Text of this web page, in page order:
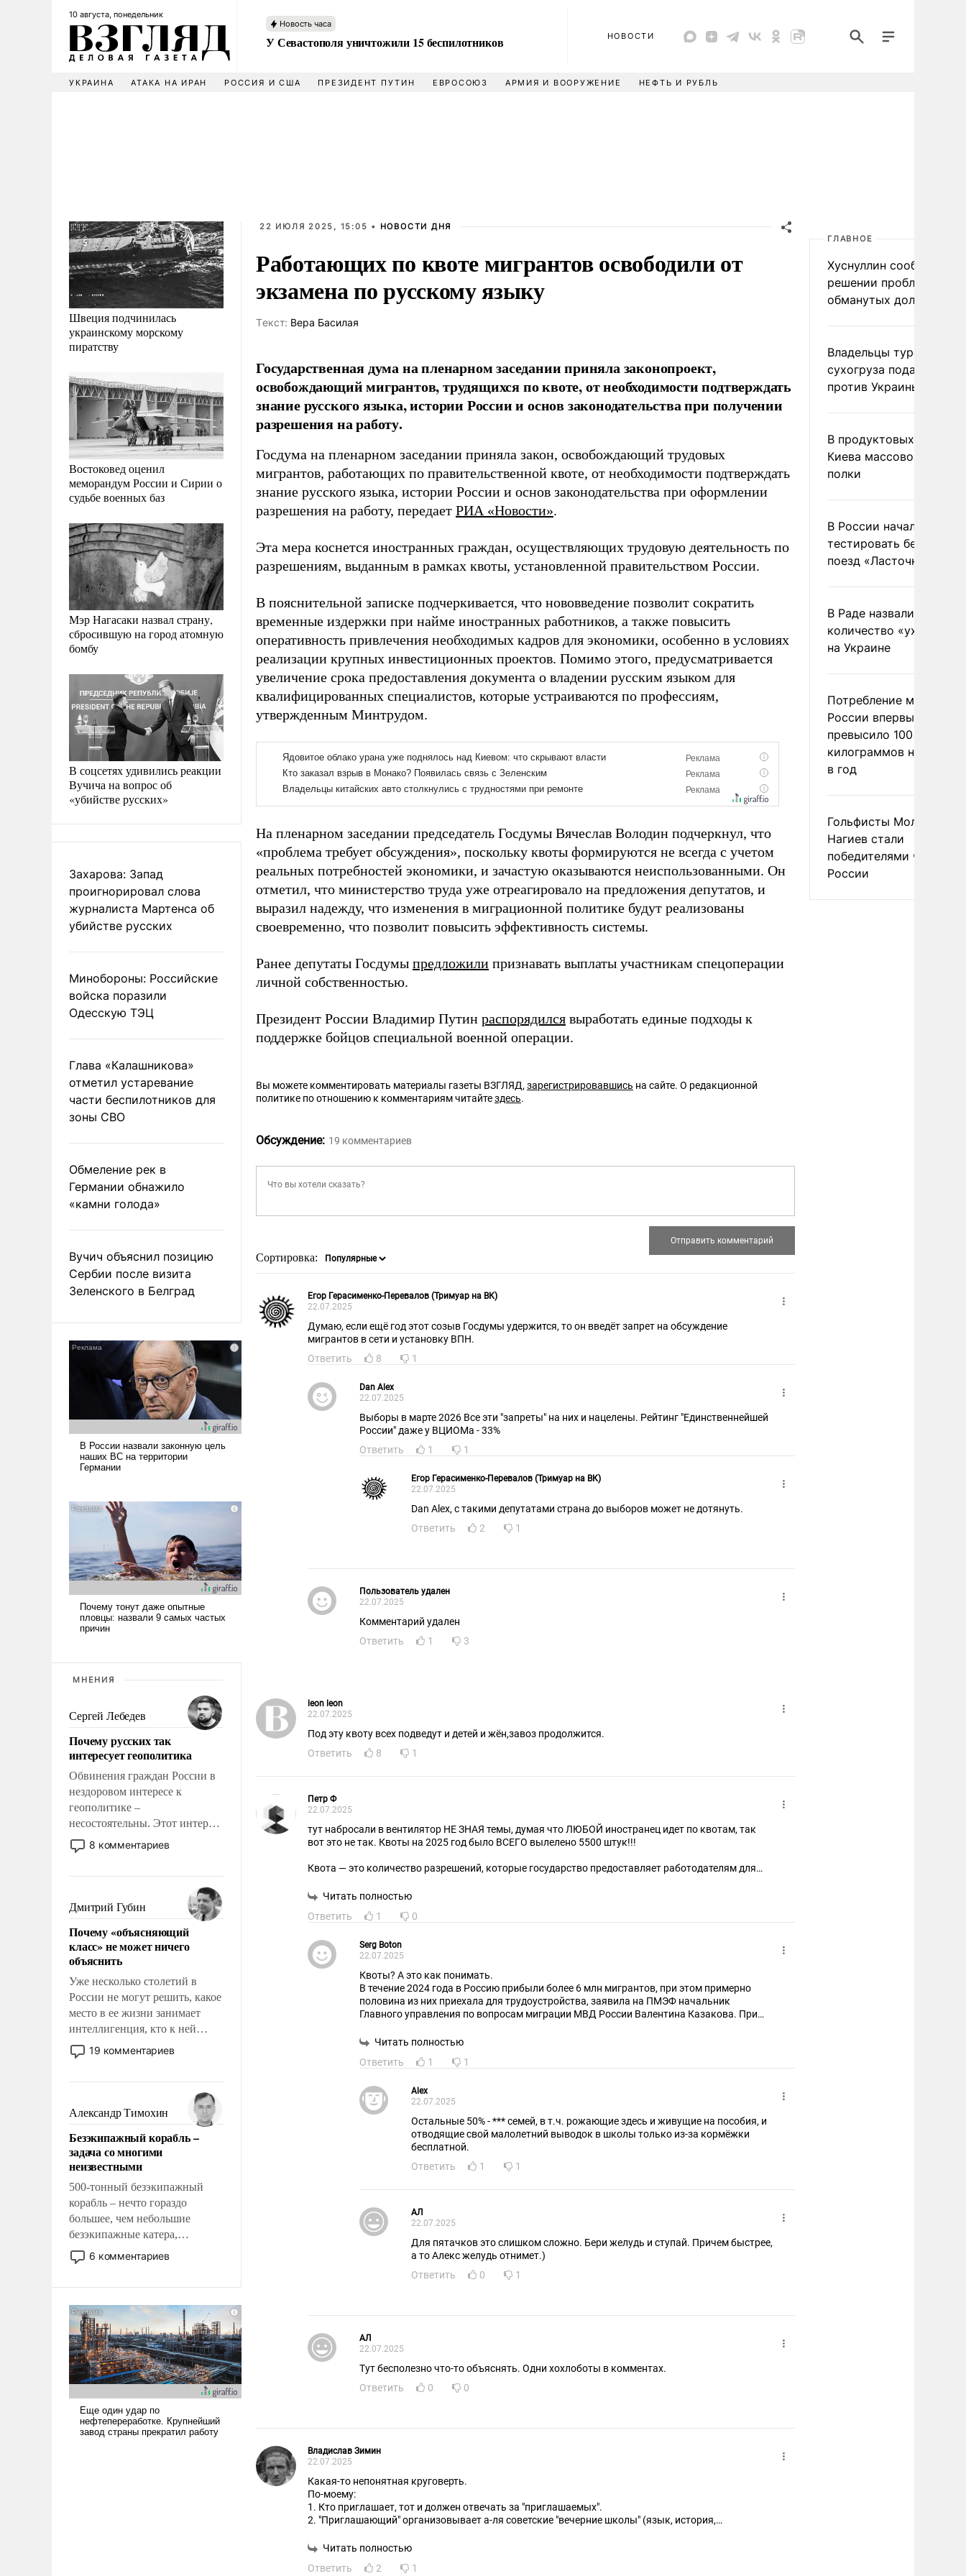
10 августа, понедельник
Новость часа
У Севастополя уничтожили 15 беспилотников НОВОСТИ
УКРАИНА АТАКА НА ИРАН РОССИЯ И США ПРЕЗИДЕНТ ПУТИН ЕВРОСОЮЗ АРМИЯ И ВООРУЖЕНИЕ НЕФТЬ И РУБЛЬ
Швеция подчинилась
украинскому морскому
пиратству
Востоковед оценил
меморандум России и Сирии о
судьбе военных баз
Мэр Нагасаки назвал страну,
сбросившую на город атомную
бомбу
В соцсетях удивились реакции
Вучича на вопрос об
«убийстве русских»
Захарова: Запад
проигнорировал слова
журналиста Мартенса об
убийстве русских
Минобороны: Российские
войска поразили
Одесскую ТЭЦ
Глава «Калашникова»
отметил устаревание
части беспилотников для
зоны СВО
Обмеление рек в
Германии обнажило
«камни голода»
Вучич объяснил позицию
Сербии после визита
Зеленского в Белград
МНЕНИЯ
Сергей Лебедев
Почему русских так
интересует геополитика
Обвинения граждан России в
нездоровом интересе к
геополитике –
несостоятельны. Этот интерес
рационален и прагматичен. Он
обусловлен тысячелетним
фундаментальным знанием,
что мировая политика имеет
свойство заявляться на порог
нашего дома.
8 комментариев
Дмитрий Губин
Почему «объясняющий
класс» не может ничего
объяснить
Уже несколько столетий в
России не могут решить, какое
место в ее жизни занимает
интеллигенция, кто к ней
принадлежит, а кого из нее
исключили с правом
чем она отличается от просто
образованных людей. Иногда
казалось, что эти вопросы
решены раз и навсегда, но –
нет, не решены.
19 комментариев
Александр Тимохин
Безэкипажный корабль –
задача со многими
неизвестными
500-тонный безэкипажный
корабль – нечто гораздо
большее, чем небольшие
безэкипажные катера,
применение которых уже
стало обыденностью. Задача по
и ее реализация радикально
поднимет наши боевые
возможности.
6 комментариев
22 ИЮЛЯ 2025, 15:05 • НОВОСТИ ДНЯ
Работающих по квоте мигрантов освободили от
экзамена по русскому языку
Tекст: Вера Басилая
Государственная дума на пленарном заседании приняла законопроект,
освобождающий мигрантов, трудящихся по квоте, от необходимости подтверждать
знание русского языка, истории России и основ законодательства при получении
разрешения на работу.
Госдума на пленарном заседании приняла закон, освобождающий трудовых
мигрантов, работающих по правительственной квоте, от необходимости подтверждать
знание русского языка, истории России и основ законодательства при оформлении
разрешения на работу, передает РИА «Новости».
Эта мера коснется иностранных граждан, осуществляющих трудовую деятельность по
разрешениям, выданным в рамках квоты, установленной правительством России.
В пояснительной записке подчеркивается, что нововведение позволит сократить
временные издержки при найме иностранных работников, а также повысить
оперативность привлечения необходимых кадров для экономики, особенно в условиях
реализации крупных инвестиционных проектов. Помимо этого, предусматривается
увеличение срока предоставления документа о владении русским языком для
квалифицированных специалистов, которые устраиваются по профессиям,
утвержденным Минтрудом.
На пленарном заседании председатель Госдумы Вячеслав Володин подчеркнул, что
«проблема требует обсуждения», поскольку квоты формируются не всегда с учетом
реальных потребностей экономики, и зачастую оказываются неиспользованными. Он
отметил, что министерство труда уже отреагировало на предложения депутатов, и
выразил надежду, что изменения в миграционной политике будут реализованы
своевременно, что позволит повысить эффективность системы.
Ранее депутаты Госдумы предложили признавать выплаты участникам спецоперации
личной собственностью.
Президент России Владимир Путин распорядился выработать единые подходы к
поддержке бойцов специальной военной операции.
Вы можете комментировать материалы газеты ВЗГЛЯД, зарегистрировавшись на сайте. О редакционной
политике по отношению к комментариям читайтездесь.
Обсуждение: 19 комментариев
Сортировка:
Егор Герасименко-Перевалов (Тримуар на ВК)
22.07.2025
Думаю, если ещё год этот созыв Госдумы удержится, то он введёт запрет на обсуждение
мигрантов в сети и установку ВПН.
Ответить
8 1
Dan Alex
22.07.2025
Выборы в марте 2026 Все эти "запреты" на них и нацелены. Рейтинг "Единственнейшей
России" даже у ВЦИОМа - 33%
Ответить
1 1
Егор Герасименко-Перевалов (Тримуар на ВК)
22.07.2025
Dan Alex, с такими депутатами страна до выборов может не дотянуть.
Ответить
2 1
Пользователь удален
22.07.2025
Комментарий удален
Ответить
1 3
leon leon
22.07.2025
Под эту квоту всех подведут и детей и жён,завоз продолжится.
Ответить
8 1
Петр Ф
22.07.2025
тут набросали в вентилятор НЕ ЗНАЯ темы, думая что ЛЮБОЙ иностранец идет по квотам, так
вот это не так. Квоты на 2025 год было ВСЕГО вылелено 5500 штук!!!
Квота — это количество разрешений, которые государство предоставляет работодателям для
временное проживание в Российской Федерации с распределением по субъектам Российской
Федерации согласно приложению;
резерв квоты Российской Федерации на выдачу иностранным гражданам и лицам без
гражданства 1650 разрешений на временное проживание в Российской Федерации.
Председатель Правительства
Российской Федерации М. Мишустин
Читать полностью
Ответить
1 0
Serg Boton
22.07.2025
Квоты? А это как понимать.
В течение 2024 года в Россию прибыли более 6 млн мигрантов, при этом примерно
половина из них приехала для трудоустройства, заявила на ПМЭФ начальник
Главного управления по вопросам миграции МВД России Валентина Казакова. При
болтаются в стране просто так, надо полагать...
Читать полностью
Ответить
1 1
Alex
22.07.2025
Остальные 50% - *** семей, в т.ч. рожающие здесь и живущие на пособия, и
отводящие свой малолетний выводок в школы только из-за кормёжки
бесплатной.
Ответить
1 1
АЛ
22.07.2025
Для пятачков это слишком сложно. Бери желудь и ступай. Причем быстрее,
а то Алекс желудь отнимет.)
Ответить
0 1
АЛ
22.07.2025
Тут бесполезно что-то объяснять. Одни хохлоботы в комментах.
Ответить
0 0
Владислав Зимин
22.07.2025
Какая-то непонятная круговерть.
По-моему:
1. Кто приглашает, тот и должен отвечать за "приглашаемых".
2. "Приглашающий" организовывает а-ля советские "вечерние школы" (язык, история,
Читать полностью
Ответить
2 1
ГЛАВНОЕ
Хуснуллин сообщил о
решении проблемы
обманутых дольщиков
Владельцы турецкого
сухогруза подадут иск
против Украины в Гаагу
В продуктовых
Киева массово
полки
В России начали
тестировать
поезд «Ласточка»
В Раде назвали
количество
на Украине
Потребление мяса в
России впервые
превысило 100
килограммов на
в год
Гольфисты
Нагиев стали
победителями
России